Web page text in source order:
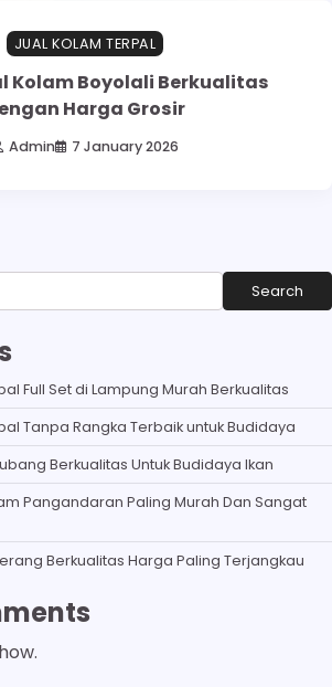
JUAL KOLAM TERPAL
Kolam Boyolali Berkualitas
Harga Grosir
Admin 7 January 2026
Search
Full Set di Lampung Murah Berkualitas
Tanpa Rangka Terbaik untuk Budidaya
Berkualitas Untuk Budidaya Ikan
Pangandaran Paling Murah Dan Sangat
Berkualitas Harga Paling Terjangkau